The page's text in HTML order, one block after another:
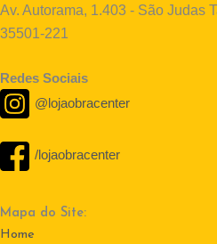
Av. Autorama, 1.403 - São Judas
35501-221
Redes Sociais
@lojaobracenter
/lojaobracenter
Mapa do Site:
Home